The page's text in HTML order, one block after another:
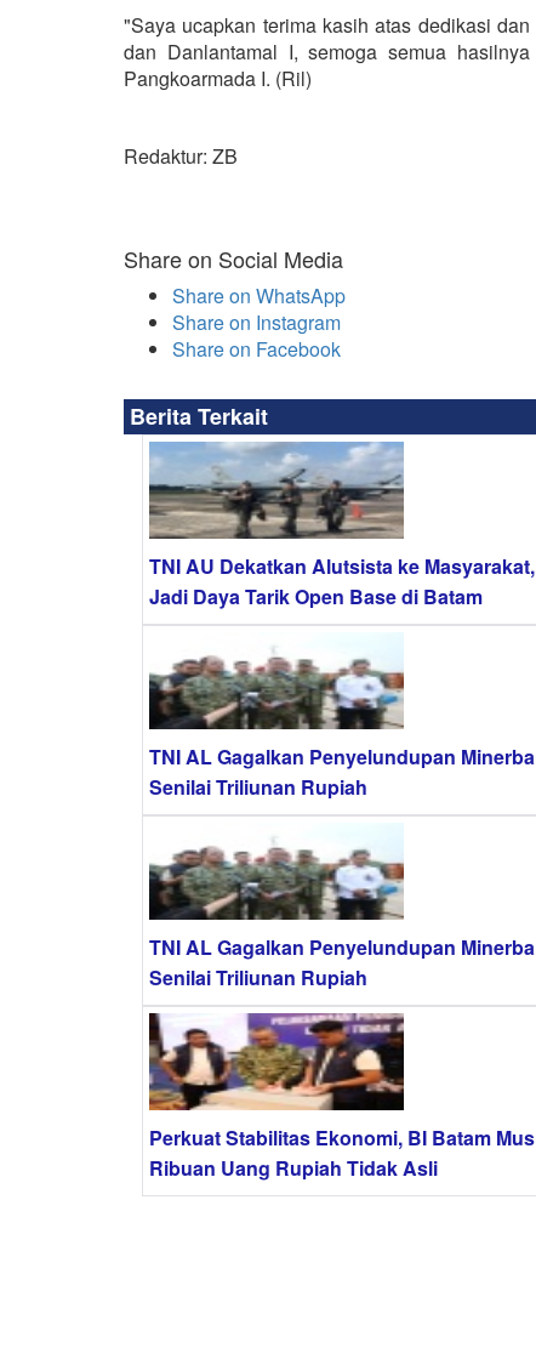
"Saya ucapkan terima kasih atas dedikasi
dan Danlantamal I, semoga semua
Pangkoarmada I. (Ril)
Redaktur: ZB
Share on Social Media
Share on WhatsApp
Share on Instagram
Share on Facebook
Berita Terkait
TNI AU Dekatkan Alutsista ke
Jadi Daya Tarik Open Base di Batam
TNI AL Gagalkan Penyelundupan
Senilai Triliunan Rupiah
TNI AL Gagalkan Penyelundupan
Senilai Triliunan Rupiah
Perkuat Stabilitas Ekonomi, BI Batam
Ribuan Uang Rupiah Tidak Asli